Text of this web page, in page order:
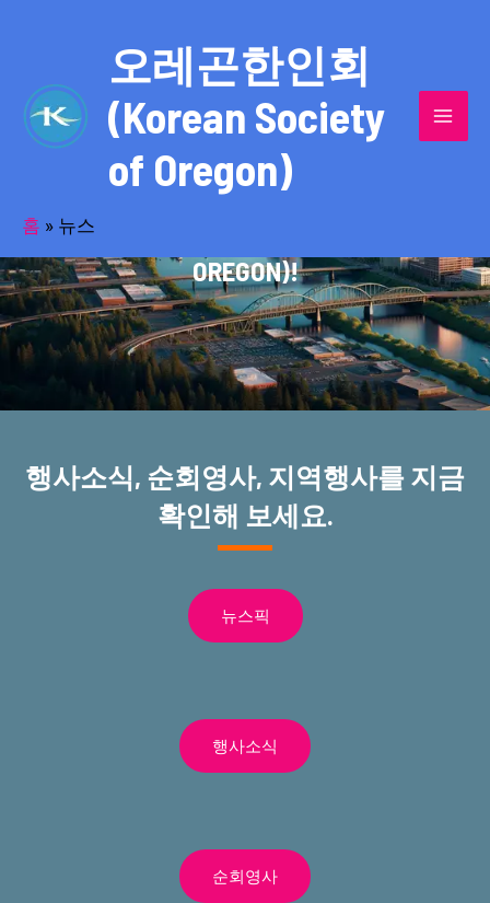
오레곤한인회
(Korean Society
of Oregon)
홈 » 뉴스
반세기의 세월을 품고 동포사회를 섬겨온
오레곤한인회(KOREAN SOCIETY OF
OREGON)!
행사소식, 순회영사, 지역행사를 지금
확인해 보세요.
뉴스픽
행사소식
순회영사